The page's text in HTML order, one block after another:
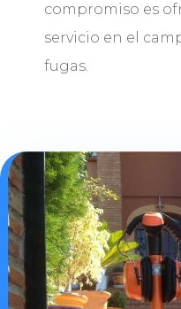
compromiso es
servicio en el
fugas.